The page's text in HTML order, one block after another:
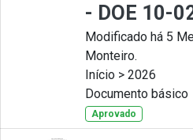
- DOE 10-
Modificado há 5
Monteiro.
Início > 2026
Documento básico
Aprovado